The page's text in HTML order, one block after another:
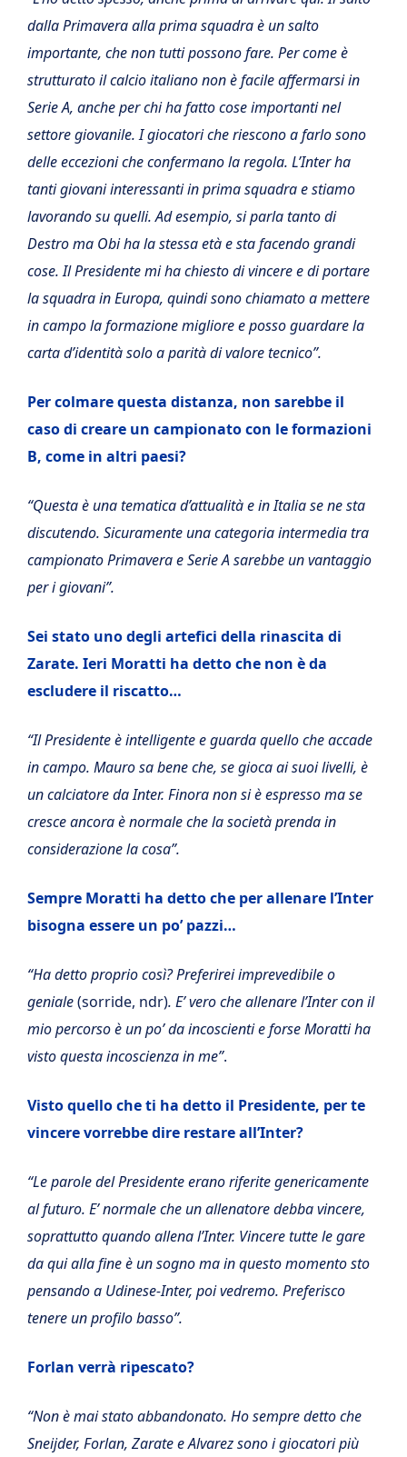
dalla Primavera alla prima squadra è un salto
importante, che non tutti possono fare. Per come è
strutturato il calcio italiano non è facile affermarsi in
Serie A, anche per chi ha fatto cose importanti nel
settore giovanile. I giocatori che riescono a farlo sono
delle eccezioni che confermano la regola. L’Inter ha
tanti giovani interessanti in prima squadra e stiamo
lavorando su quelli. Ad esempio, si parla tanto di
Destro ma Obi ha la stessa età e sta facendo grandi
cose. Il Presidente mi ha chiesto di vincere e di portare
la squadra in Europa, quindi sono chiamato a mettere
in campo la formazione migliore e posso guardare la
carta d’identità solo a parità di valore tecnico”.
Per colmare questa distanza, non sarebbe il
caso di creare un campionato con le formazioni
B, come in altri paesi?
“Questa è una tematica d’attualità e in Italia se ne sta
discutendo. Sicuramente una categoria intermedia tra
campionato Primavera e Serie A sarebbe un vantaggio
per i giovani”.
Sei stato uno degli artefici della rinascita di
Zarate. Ieri Moratti ha detto che non è da
escludere il riscatto…
“Il Presidente è intelligente e guarda quello che accade
in campo. Mauro sa bene che, se gioca ai suoi livelli, è
un calciatore da Inter. Finora non si è espresso ma se
cresce ancora è normale che la società prenda in
considerazione la cosa”.
Sempre Moratti ha detto che per allenare l’Inter
bisogna essere un po’ pazzi…
“Ha detto proprio così? Preferirei imprevedibileo
geniale(sorride, ndr). E’ vero che allenare l’Inter con il
mio percorso è un po’ da incoscienti e forse Moratti ha
visto questa incoscienza in me”.
Visto quello che ti ha detto il Presidente, per te
vincere vorrebbe dire restare all’Inter?
“Le parole del Presidente erano riferite genericamente
al futuro. E’ normale che un allenatore debba vincere,
soprattutto quando allena l’Inter. Vincere tutte le gare
da qui alla fine è un sogno ma in questo momento sto
pensando a Udinese-Inter, poi vedremo. Preferisco
tenere un profilo basso”.
Forlan verrà ripescato?
“Non è mai stato abbandonato. Ho sempre detto che
Sneijder, Forlan, Zarate e Alvarez sono i giocatori più